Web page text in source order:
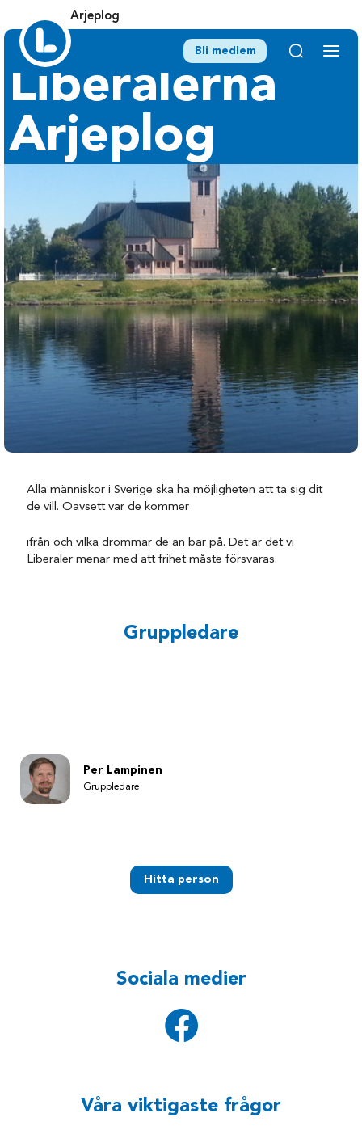
Arjeplog
Bli medlem
Liberalerna
Arjeplog
Alla människor i Sverige ska ha möjligheten att ta sig dit
de vill. Oavsett var de kommer
ifrån och vilka drömmar de än bär på. Det är det vi
Liberaler menar med att frihet måste försvaras.
Gruppledare
Per Lampinen
Gruppledare
Hitta person
Sociala medier
Våra viktigaste frågor